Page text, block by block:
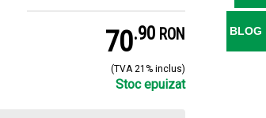
70.9 RON
(TVA 21% inclus)
Stoc epuizat
BLOG